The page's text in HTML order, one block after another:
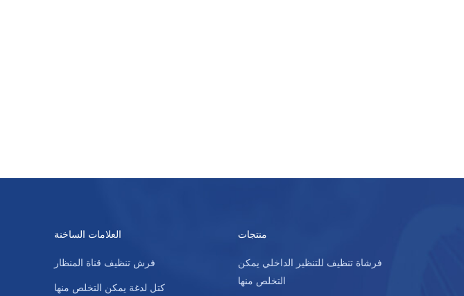
العلامات الساخنة
فرش تنظيف قناة المنظار
كتل لدغة يمكن التخلص منها
منتجات
فرشاة تنظيف للتنظير الداخلي يمكن
التخلص منها